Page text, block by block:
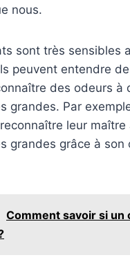
nous.
sont très sensibles
peuvent entendre
des odeurs à
grandes. Par
leur maître
grandes grâce à son
Comment savoir si un